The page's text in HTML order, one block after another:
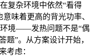
复杂环境中依然“看得
味着更高的背光功率、
环境——发热问题不是“偶
题”。从方案设计开始，
考虑：